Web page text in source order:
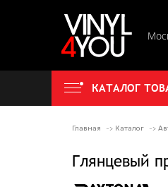
КАТАЛОГ
Главная Каталог
Глянцевый